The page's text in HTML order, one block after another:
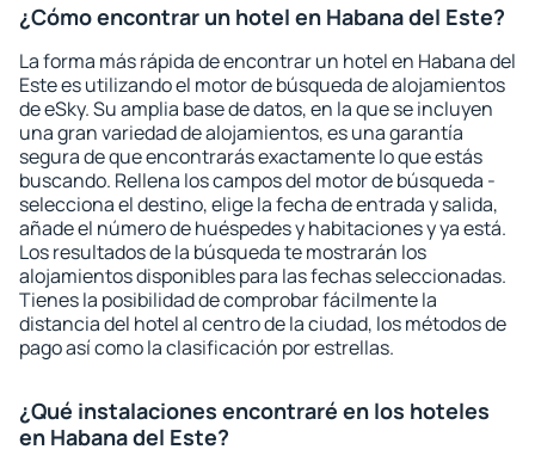
¿Cómo encontrar un hotel en Habana del Este?
La forma más rápida de encontrar un hotel en Habana del
Este es utilizando el motor de búsqueda de alojamientos
de eSky. Su amplia base de datos, en la que se incluyen
una gran variedad de alojamientos, es una garantía
segura de que encontrarás exactamente lo que estás
buscando. Rellena los campos del motor de búsqueda -
selecciona el destino, elige la fecha de entrada y salida,
añade el número de huéspedes y habitaciones y ya está.
Los resultados de la búsqueda te mostrarán los
alojamientos disponibles para las fechas seleccionadas.
Tienes la posibilidad de comprobar fácilmente la
distancia del hotel al centro de la ciudad, los métodos de
pago así como la clasificación por estrellas.
¿Qué instalaciones encontraré en los hoteles
en Habana del Este?